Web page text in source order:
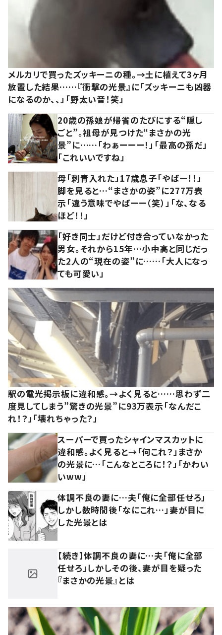
メルカリで買ったズッキーニの種。→土に植えて3ヶ月
放置した結果……『衝撃の光景』に「ズッキーニも凶器
になるのか、、」「野太い音！笑」
20歳の孫娘が帰省のたびにする“隠し
ごと”。祖母が見つけた“まさかの光
景”に……「わぁーーー！」「最高の孫だ」
「これいいですね」
母「刺青入れた」17歳息子「やばー！！」
脚を見ると…“まさかの姿”に277万表
示「違う意味でやばーー（笑）」「な、なる
ほど！！」
「好き同士」だけど付き合っていなかった
男女。それから15年…小中高と同じだっ
た2人の“現在の姿”に……「大人になっ
ても可愛い」
駅の電光掲示板に違和感。→よく見ると……思わず二
度見してしまう”驚きの光景”に93万表示「なんだこ
れ！？」「壊れちゃった？」
スーパーで買ったシャインマスカットに
違和感。よく見ると→「何これ？」まさか
の光景に…「こんなところに！？」「かわい
いww」
体調不良の妻に…夫「俺に全部任せろ」
しかし数時間後「なにこれ…」妻が目に
した光景とは
【続き】体調不良の妻に…夫「俺に全部
任せろ」しかしその後、妻が目を疑った
『まさかの光景』とは